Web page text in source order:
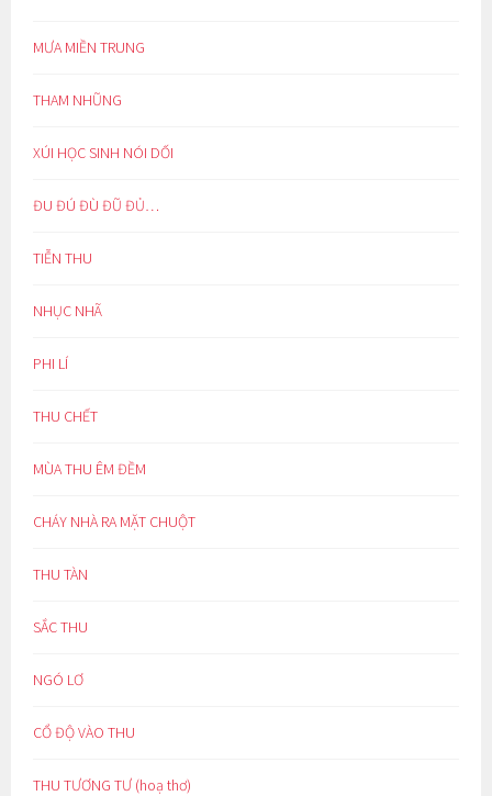
MƯA MIỀN TRUNG
THAM NHŨNG
XÚI HỌC SINH NÓI DỐI
ĐU ĐÚ ĐÙ ĐŨ ĐỦ…
TIỄN THU
NHỤC NHÃ
PHI LÍ
THU CHẾT
MÙA THU ÊM ĐỀM
CHÁY NHÀ RA MẶT CHUỘT
THU TÀN
SẮC THU
NGÓ LƠ
CỔ ĐỘ VÀO THU
THU TƯƠNG TƯ (hoạ thơ)